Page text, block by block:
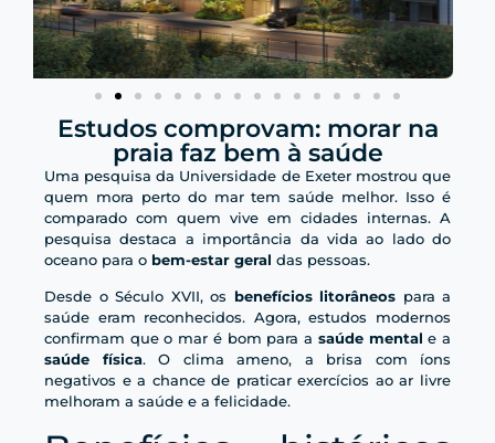
Estudos comprovam: morar na
praia faz bem à saúde
Uma pesquisa da Universidade de Exeter mostrou que
quem mora perto do mar tem saúde melhor. Isso é
comparado com quem vive em cidades internas. A
pesquisa destaca a importância da vida ao lado do
oceano para o bem-estar geral das pessoas.
Desde o Século XVII, os benefícios litorâneos para a
saúde eram reconhecidos. Agora, estudos modernos
confirmam que o mar é bom para a saúde mental e a
saúde física. O clima ameno, a brisa com íons
negativos e a chance de praticar exercícios ao ar livre
melhoram a saúde e a felicidade.